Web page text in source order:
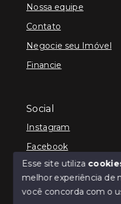
Olá!
Nossa equipe
Contato
Negocie seu Imóvel
Financie
Social
Instagram
Facebook
© Copyright 2026 -
Esse site utiliza
melhor experiência de
você concorda com o